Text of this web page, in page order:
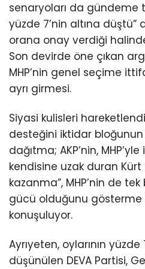
senaryoları da gündeme
yüzde 7’nin altına düştü”
orana onay verdiği
Son devirde öne çıkan
MHP’nin genel seçime
ayrı girmesi.
Siyasi kulisleri
desteğini iktidar bloğunun
dağıtma; AKP’nin,
kendisine uzak duran
kazanma”, MHP’nin de
gücü olduğunu gösterme
konuşuluyor.
Ayrıyeten, oylarının
düşünülen DEVA Partisi,